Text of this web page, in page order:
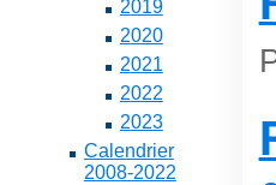
2019
2020
2021
2022
2023
Calendrier
2008-2022